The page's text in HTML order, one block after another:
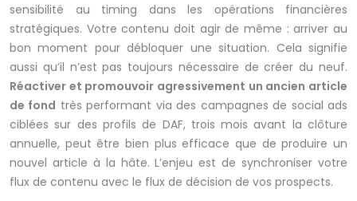
sensibilité au timing dans les opérations financières
stratégiques. Votre contenu doit agir de même : arriver au
bon moment pour débloquer une situation. Cela signifie
aussi qu’il n’est pas toujours nécessaire de créer du neuf.
Réactiver et promouvoir agressivement un ancien article
de fond très performant via des campagnes de social ads
ciblées sur des profils de DAF, trois mois avant la clôture
annuelle, peut être bien plus efficace que de produire un
nouvel article à la hâte. L’enjeu est de synchroniser votre
flux de contenu avec le flux de décision de vos prospects.